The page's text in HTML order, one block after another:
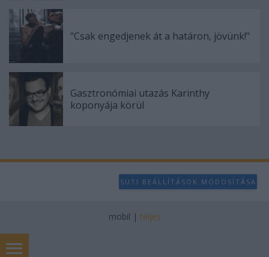
"Csak engedjenek át a határon, jövünk!"
Gasztronómiai utazás Karinthy
koponyája körül
SÜTI BEÁLLÍTÁSOK MÓDOSÍTÁSA
mobil | teljes